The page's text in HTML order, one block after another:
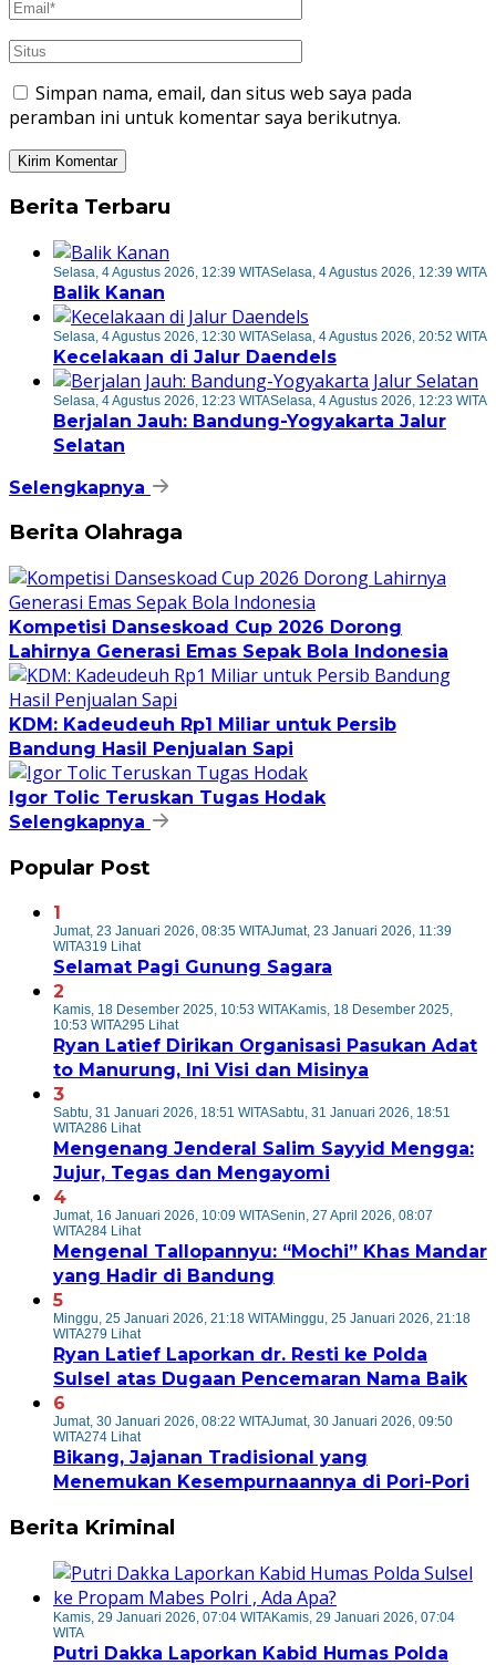
Simpan nama, email, dan situs web saya pada
peramban ini untuk komentar saya berikutnya.
Berita Terbaru
Selasa, 4 Agustus 2026, 12:39 WITASelasa, 4 Agustus 2026, 12:39 WITA
Balik Kanan
Selasa, 4 Agustus 2026, 12:30 WITASelasa, 4 Agustus 2026, 20:52 WITA
Kecelakaan di Jalur Daendels
Selasa, 4 Agustus 2026, 12:23 WITASelasa, 4 Agustus 2026, 12:23 WITA
Berjalan Jauh: Bandung-Yogyakarta Jalur
Selatan
Selengkapnya
Berita Olahraga
Kompetisi Danseskoad Cup 2026 Dorong
Lahirnya Generasi Emas Sepak Bola Indonesia
KDM: Kadeudeuh Rp1 Miliar untuk Persib
Bandung Hasil Penjualan Sapi
Igor Tolic Teruskan Tugas Hodak
Selengkapnya
Popular Post
1
Jumat, 23 Januari 2026, 08:35 WITAJumat, 23 Januari 2026, 11:39
WITA319 Lihat
Selamat Pagi Gunung Sagara
2
Kamis, 18 Desember 2025, 10:53 WITAKamis, 18 Desember 2025,
10:53 WITA295 Lihat
Ryan Latief Dirikan Organisasi Pasukan Adat
to Manurung, Ini Visi dan Misinya
3
Sabtu, 31 Januari 2026, 18:51 WITASabtu, 31 Januari 2026, 18:51
WITA286 Lihat
Mengenang Jenderal Salim Sayyid Mengga:
Jujur, Tegas dan Mengayomi
4
Jumat, 16 Januari 2026, 10:09 WITASenin, 27 April 2026, 08:07
WITA284 Lihat
Mengenal Tallopannyu: “Mochi” Khas Mandar
yang Hadir di Bandung
5
Minggu, 25 Januari 2026, 21:18 WITAMinggu, 25 Januari 2026, 21:18
WITA279 Lihat
Ryan Latief Laporkan dr. Resti ke Polda
Sulsel atas Dugaan Pencemaran Nama Baik
6
Jumat, 30 Januari 2026, 08:22 WITAJumat, 30 Januari 2026, 09:50
WITA274 Lihat
Bikang, Jajanan Tradisional yang
Menemukan Kesempurnaannya di Pori-Pori
Berita Kriminal
Kamis, 29 Januari 2026, 07:04 WITAKamis, 29 Januari 2026, 07:04
WITA
Putri Dakka Laporkan Kabid Humas Polda